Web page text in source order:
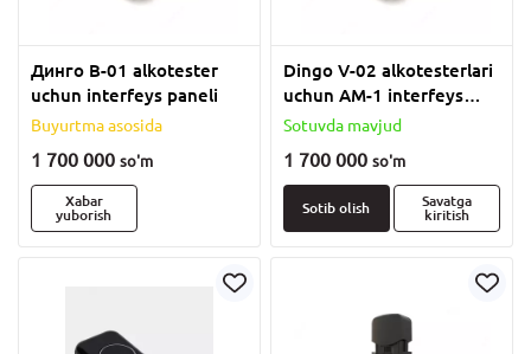
Динго В-01 alkotester
uchun interfeys paneli
Buyurtma asosida
1 700 000 so'm
Xabar
yuborish
Dingo V-02 alkotesterlari
uchun AM-1 interfeys
platasi to‘plami
Sotuvda mavjud
1 700 000 so'm
Sotib olish
Savatga
kiritish